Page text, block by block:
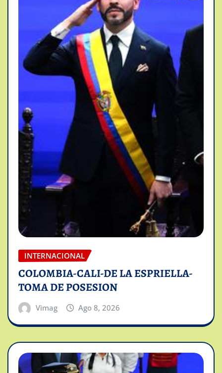
INTERNACIONAL
COLOMBIA-CALI-DE LA ESPRIELLA-
TOMA DE POSESION
Vimag Ago 8, 2026